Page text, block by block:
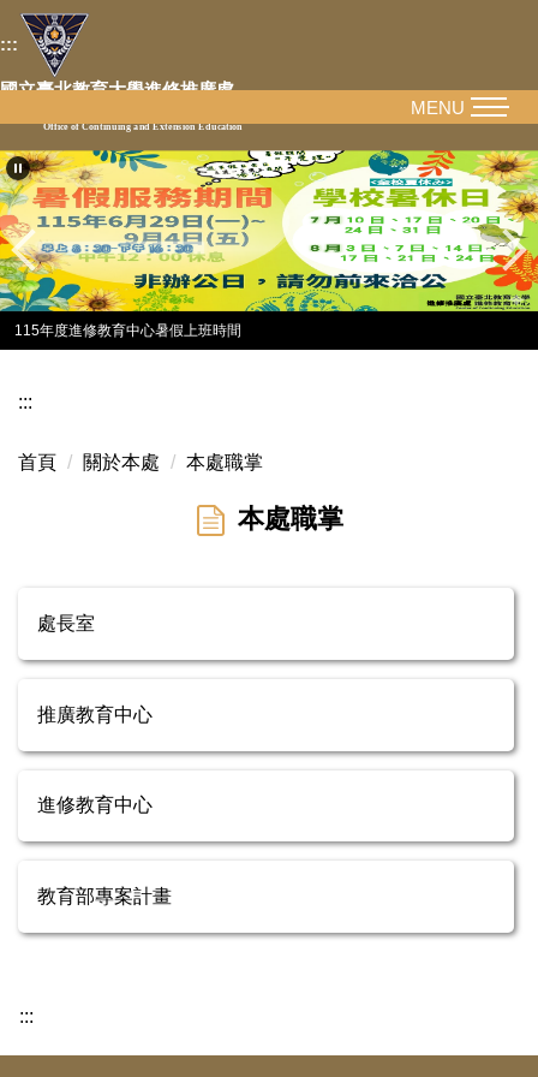
跳
到
主
容
區
:::
國立臺北教育大學進修推廣處
Office of Continuing and Extension Education
115年度進修教育中心暑假上班時間
MENU
:::
首頁 關於本處 本處職掌
本處職掌
處長室
推廣教育中心
進修教育中心
教育部專案計畫
:::